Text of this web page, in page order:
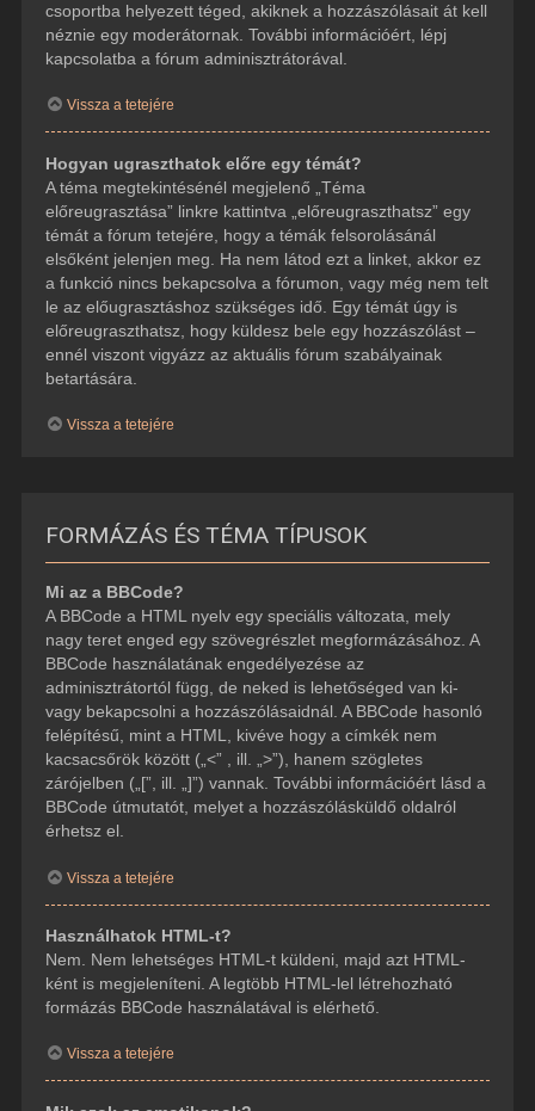
csoportba helyezett téged, akiknek a hozzászólásait át kell
néznie egy moderátornak. További információért, lépj
kapcsolatba a fórum adminisztrátorával.
Vissza a tetejére
Hogyan ugraszthatok előre egy témát?
A téma megtekintésénél megjelenő „Téma
előreugrasztása” linkre kattintva „előreugraszthatsz” egy
témát a fórum tetejére, hogy a témák felsorolásánál
elsőként jelenjen meg. Ha nem látod ezt a linket, akkor ez
a funkció nincs bekapcsolva a fórumon, vagy még nem telt
le az előugrasztáshoz szükséges idő. Egy témát úgy is
előreugraszthatsz, hogy küldesz bele egy hozzászólást –
ennél viszont vigyázz az aktuális fórum szabályainak
betartására.
Vissza a tetejére
FORMÁZÁS ÉS TÉMA TÍPUSOK
Mi az a BBCode?
A BBCode a HTML nyelv egy speciális változata, mely
nagy teret enged egy szövegrészlet megformázásához. A
BBCode használatának engedélyezése az
adminisztrátortól függ, de neked is lehetőséged van ki-
vagy bekapcsolni a hozzászólásaidnál. A BBCode hasonló
felépítésű, mint a HTML, kivéve hogy a címkék nem
kacsacsőrök között („<” , ill. „>”), hanem szögletes
zárójelben („[”, ill. „]”) vannak. További információért lásd a
BBCode útmutatót, melyet a hozzászólásküldő oldalról
érhetsz el.
Vissza a tetejére
Használhatok HTML-t?
Nem. Nem lehetséges HTML-t küldeni, majd azt HTML-
ként is megjeleníteni. A legtöbb HTML-lel létrehozható
formázás BBCode használatával is elérhető.
Vissza a tetejére